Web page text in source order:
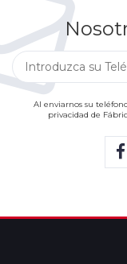
Al enviarnos su
privacidad de